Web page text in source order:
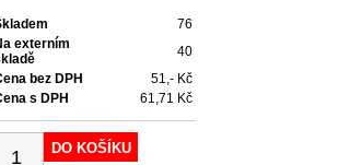
76
externím
40
bez DPH
51,- Kč
s DPH
61,71 Kč
DO KOŠÍKU